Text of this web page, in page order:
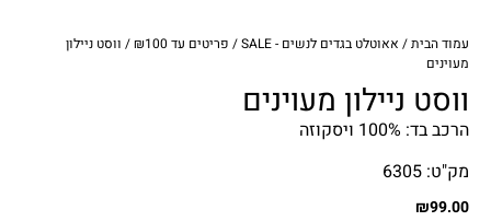
עמוד הבית/ אאוטלט בגדים לנשים - SALE / פריטים עד ₪100
/ ווסט ניילון
מעוינים
ווסט ניילון מעוינים
הרכב בד: 100% ויסקוזה
מק"ט: 6305
₪99.00